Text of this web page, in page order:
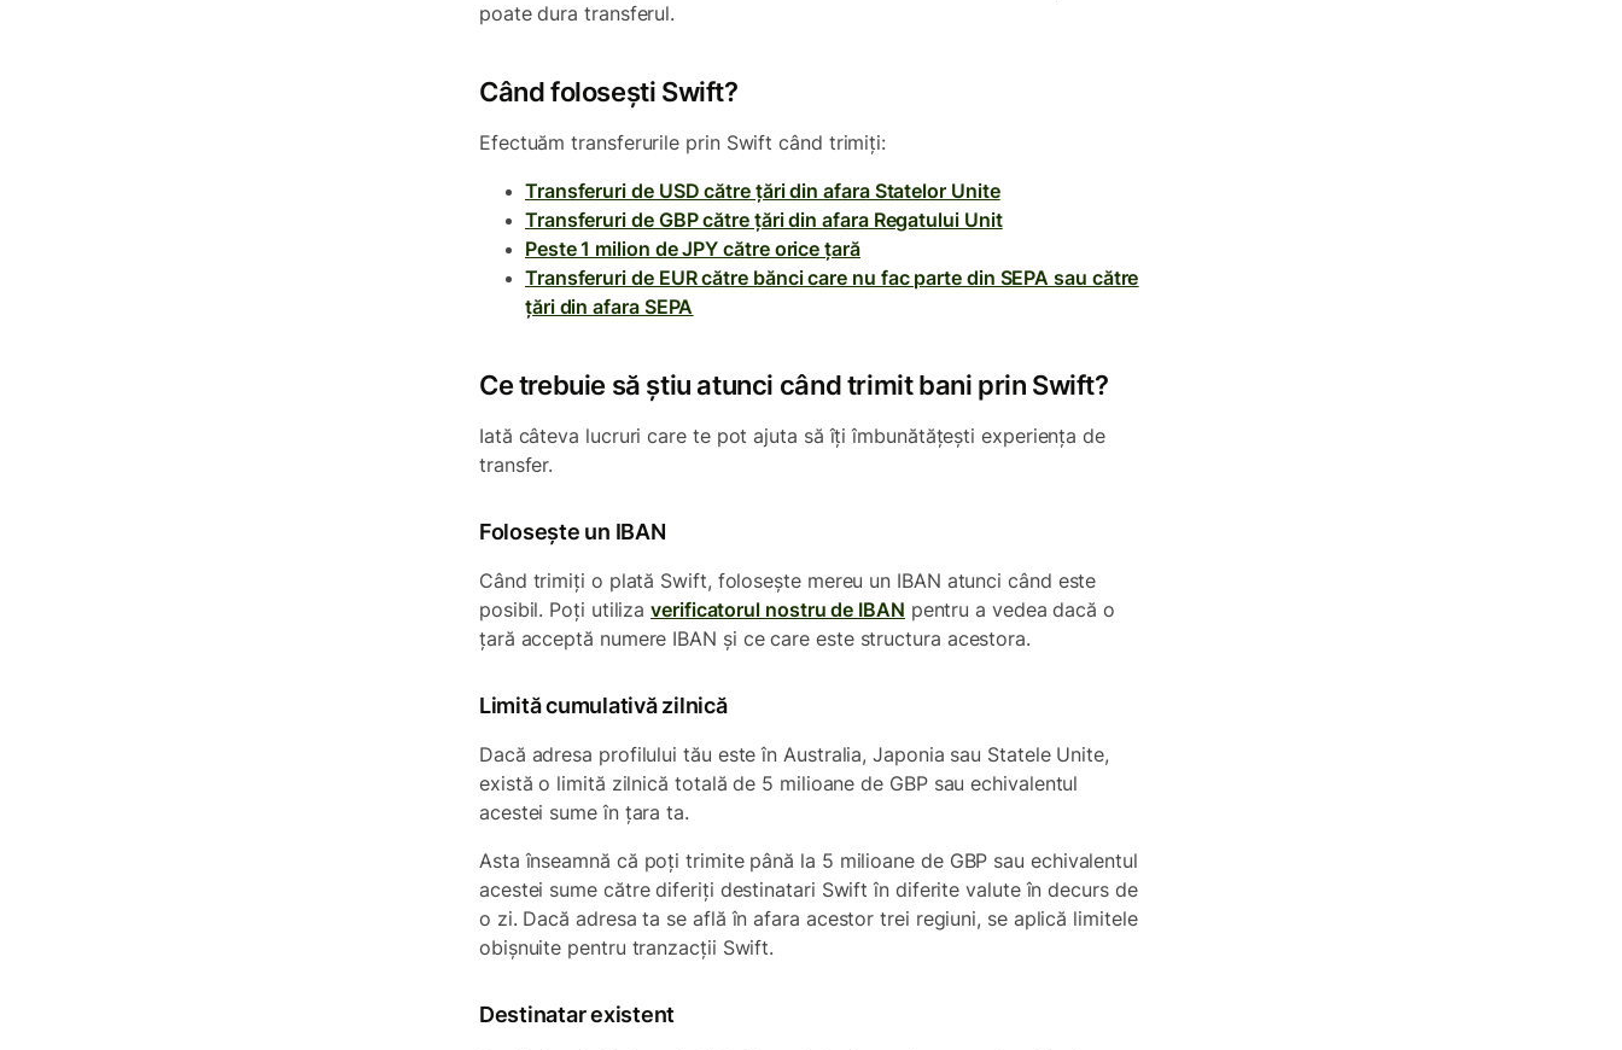
poate dura transferul.
Când folosești Swift?
Efectuăm transferurile prin Swift când trimiți:
Transferuri de USD către țări din afara Statelor Unite
Transferuri de GBP către țări din afara Regatului Unit
Peste 1 milion de JPY către orice țară
Transferuri de EUR către bănci care nu fac parte din SEPA sau către
țări din afara SEPA
Ce trebuie să știu atunci când trimit bani prin Swift?
Iată câteva lucruri care te pot ajuta să îți îmbunătățești experiența de
transfer.
Folosește un IBAN
Când trimiți o plată Swift, folosește mereu un IBAN atunci când este
posibil. Poți utilizaverificatorul nostru de IBAN pentru a vedea dacă o
țară acceptă numere IBAN și ce care este structura acestora.
Limită cumulativă zilnică
Dacă adresa profilului tău este în Australia, Japonia sau Statele Unite,
există o limită zilnică totală de 5 milioane de GBP sau echivalentul
acestei sume în țara ta.
Asta înseamnă că poți trimite până la 5 milioane de GBP sau echivalentul
acestei sume către diferiți destinatari Swift în diferite valute în decurs de
o zi. Dacă adresa ta se află în afara acestor trei regiuni, se aplică limitele
obișnuite pentru tranzacții Swift.
Destinatar existent